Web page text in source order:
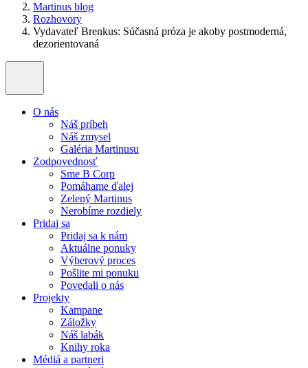
Martinus blog
Rozhovory
Vydavateľ Brenkus: Súčasná próza je akoby postmoderná,
dezorientovaná
O nás
Náš príbeh
Náš zmysel
Galéria Martinusu
Zodpovednosť
Sme B Corp
Pomáhame ďalej
Zelený Martinus
Nerobíme rozdiely
Pridaj sa
Pridaj sa k nám
Aktuálne ponuky
Výberový proces
Pošlite mi ponuku
Povedali o nás
Projekty
Kampane
Záložky
Náš labák
Knihy roka
Médiá a partneri